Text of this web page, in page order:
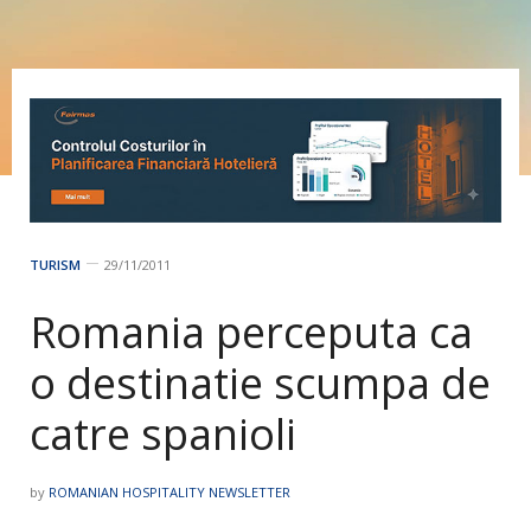
TURISM 29/11/2011
Romania perceputa ca
o destinatie scumpa de
catre spanioli
by ROMANIAN HOSPITALITY NEWSLETTER